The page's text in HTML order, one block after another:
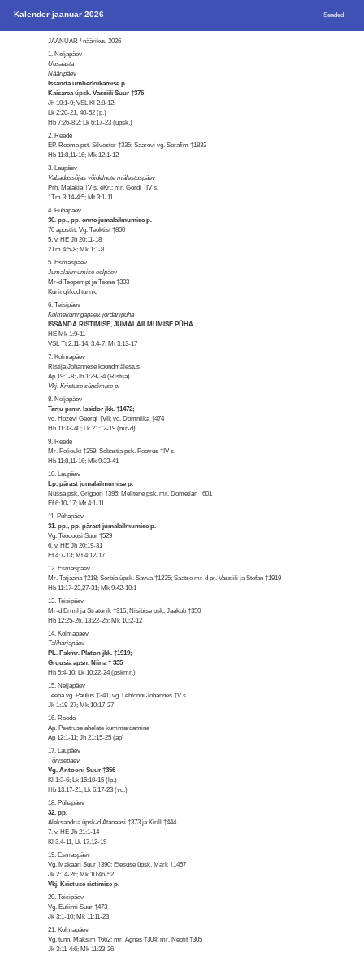
Kalender jaanuar 2026 Seaded
JAANUAR / näärikuu 2026
1. Neljapäev
Uusaasta
Nääripäev
Issanda ümberlõikamise p.
Kaisarea üpsk. Vassiili Suur †376
Jh 10:1-9; VSL Kl 2:8-12;
Lk 2:20-21, 40-52 (p.)
Hb 7:26-8:2; Lk 6:17-23 (üpsk.)
2. Reede
EP. Rooma pst. Silvester †335; Saarovi vg. Serafim †1833
Hb 11:8,11-16; Mk 12:1-12
3. Laupäev
Vabadussõjas võidelnute mälestuspäev
Prh. Malakia †V s. eKr.; mr. Gordi †IV s.
1Tm 3:14-4:5; Mt 3:1-11
4. Pühapäev
30. pp., pp. enne jumalailmumise p.
70 apostlit. Vg. Teoktist †800
5. v. HE Jh 20:11-18
2Tm 4:5-8; Mk 1:1-8
5. Esmaspäev
Jumalailmumise eelpäev
Mr-d Teopempt ja Teona †303
Kuninglikud tunnid
6. Teisipäev
Kolmekuningapäev, jordanipüha
ISSANDA RISTIMISE, JUMALAILMUMISE PÜHA
HE Mk 1:9-11
VSL Tt 2:11-14, 3:4-7; Mt 3:13-17
7. Kolmapäev
Ristija Johannese koondmälestus
Ap 19:1-8; Jh 1:29-34 (Ristija)
Vkj. Kristuse sündimise p.
8. Neljapäev
Tartu prmr. Issidor jkk. †1472;
vg. Hozevi Georgi †VII; vg. Domniika †474
Hb 11:33-40; Lk 21:12-19 (mr-d)
9. Reede
Mr. Polieukt †259; Sebastia psk. Peetrus †IV s.
Hb 11:8,11-16; Mk 9:33-41
10. Laupäev
Lp. pärast jumalailmumise p.
Nüssa psk. Grigoori †395; Melitene psk. mr. Dometian †601
Ef 6:10-17; Mt 4:1-11
11. Pühapäev
31. pp., pp. pärast jumalailmumise p.
Vg. Teodoosi Suur †529
6. v. HE Jh 20:19-31
Ef 4:7-13; Mt 4:12-17
12. Esmaspäev
Mr. Tatjaana †218; Serbia üpsk. Savva †1235; Saatse mr-d pr. Vassiili ja Stefan †1919
Hb 11:17-23,27-31; Mk 9:42-10:1
13. Teisipäev
Mr-d Ermil ja Stratonik †315; Nisibise psk. Jaakob †350
Hb 12:25-26, 13:22-25; Mk 10:2-12
14. Kolmapäev
Taliharjapäev
PL. Pskmr. Platon jkk. †1919;
Gruusia apsn. Niina † 335
Hb 5:4-10; Lk 10:22-24 (pskmr.)
15. Neljapäev
Teeba vg. Paulus †341; vg. Lehtonni Johannes †V s.
Jk 1:19-27; Mk 10:17-27
16. Reede
Ap. Peetruse ahelate kummardamine
Ap 12:1-11; Jh 21:15-25 (ap)
17. Laupäev
Tõnisepäev
Vg. Antooni Suur †356
Kl 1:3-6; Lk 16:10-15 (lp.)
Hb 13:17-21; Lk 6:17-23 (vg.)
18. Pühapäev
32. pp.
Aleksandria üpsk-d Atanaasi †373 ja Kirill †444
7. v. HE Jh 21:1-14
Kl 3:4-11; Lk 17:12-19
19. Esmaspäev
Vg. Makaari Suur †390; Efesuse üpsk. Mark †1457
Jk 2:14-26; Mk 10:46-52
Vkj. Kristuse ristimise p.
20. Teisipäev
Vg. Eufiimi Suur †473
Jk 3:1-10; Mk 11:11-23
21. Kolmapäev
Vg. tunn. Maksim †662; mr. Agnes †304; mr. Neofit †305
Jk 3:11-4:6; Mk 11:23-26